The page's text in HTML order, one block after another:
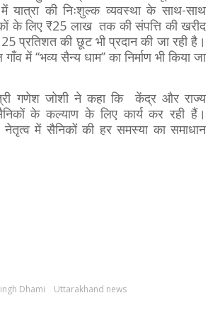
यात्रा की निःशुल्क व्यवस्था के साथ-साथ
के लिए ₹25 लाख तक की संपत्ति की खरीद
प्रतिशत की छूट भी प्रदान की जा रही है।
में ‘‘भव्य सैन्य धाम’’ का निर्माण भी किया जा
गणेश जोशी ने कहा कि केंद्र और राज्य
के कल्याण के लिए कार्य कर रही हैं।
नेतृत्व में सैनिकों की हर समस्या का समाधान
Dhami Uttarakhand news